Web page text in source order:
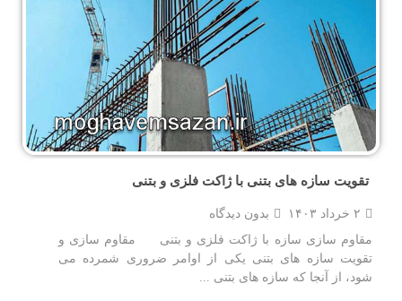
تقویت سازه‌ های بتنی با ژاکت فلزی و بتنی
۲ خرداد ۱۴۰۳
بدون دیدگاه
مقاوم سازی سازه با ژاکت فلزی و بتنی مقاوم سازی و
تقویت سازه های بتنی یکی از اوامر ضروری شمرده می
شود، از آنجا که سازه های بتنی ...